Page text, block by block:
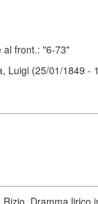
al front.: "6-73"
Luigi (25/01/1849 -
Rizio. Dramma lirico